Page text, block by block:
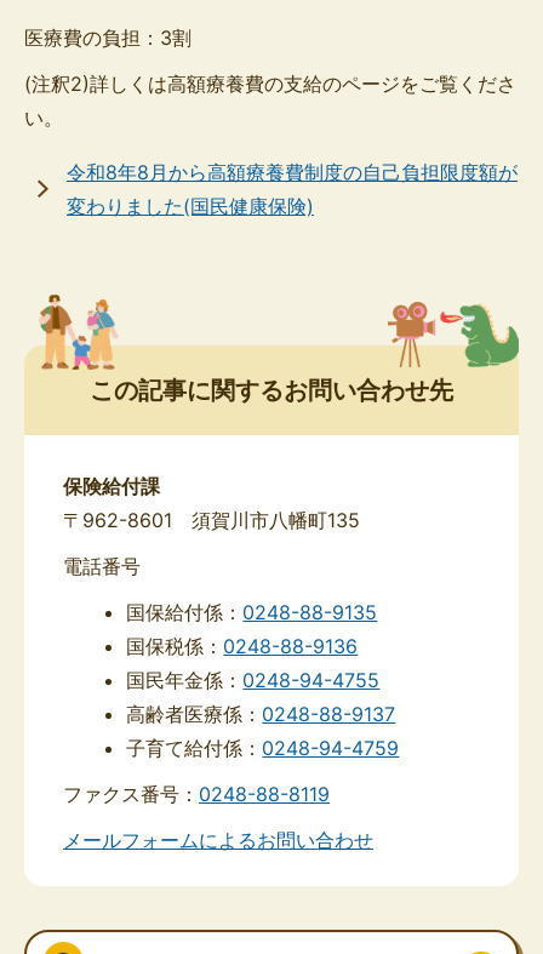
医療費の負担：3割
(注釈2)詳しくは高額療養費の支給のページをご覧くださ
い。
令和8年8月から高額療養費制度の自己負担限度額が
変わりました(国民健康保険)
この記事に関するお問い合わせ先
保険給付課
〒962-8601 須賀川市八幡町135
電話番号
国保給付係： 0248-88-9135
国保税係： 0248-88-9136
国民年金係： 0248-94-4755
高齢者医療係： 0248-88-9137
子育て給付係： 0248-94-4759
ファクス番号： 0248-88-8119
メールフォームによるお問い合わせ